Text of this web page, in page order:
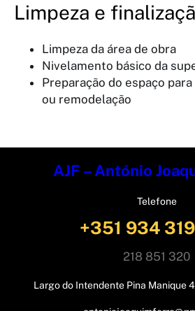
Limpeza e
Limpeza da área de obra
Nivelamento básico da
Preparação do espaço
ou remodelação
AJF – António
Telefone
+351 934
218 851 320
Largo do Intendente Pina Manique